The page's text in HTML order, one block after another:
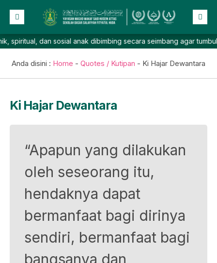
Beranda
Profil
Berita
Prestasi
dan sosial anak dibimbing secara seimbang agar
Anda disini : Home - Quotes / Kutipan - Ki Hajar Dewantara
Ki Hajar Dewantara
“Apapun yang dilakukan
oleh seseorang itu,
hendaknya dapat
bermanfaat bagi dirinya
sendiri, bermanfaat bagi
bangsanya dan